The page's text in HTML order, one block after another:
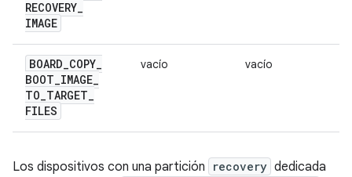
RECOVERY_
IMAGE
BOARD_COPY_
BOOT_IMAGE_
TO_TARGET_
FILES
vacío vacío
Los dispositivos con una partición recovery dedicada